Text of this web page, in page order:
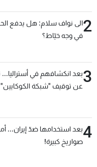
2الى نواف سلام: هل يدفع
في وجه خيّاط؟
3بعد انكشافهم في
عن توقيف "شبكة الكوكايين"
4بعد استخدامها ضدّ إيران...
صواريخ كبيرة!